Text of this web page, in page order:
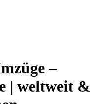
–
| weltweit &